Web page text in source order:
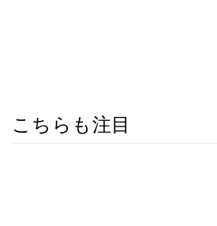
こちらも注目